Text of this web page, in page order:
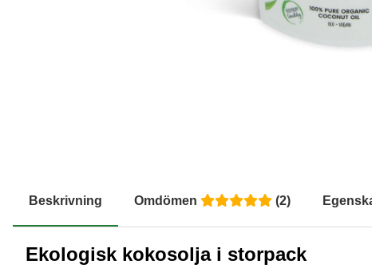
Beskrivning Omdömen (2)
Ekologisk kokosolja i storpack